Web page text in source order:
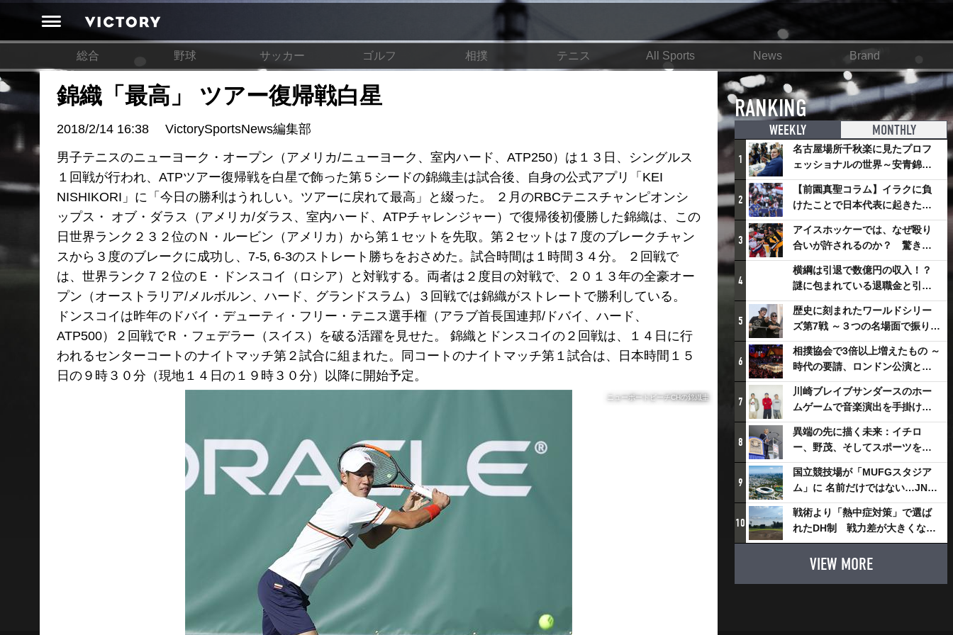
総合 野球 サッカー ゴルフ 相撲 テニス All Sports News Brand
錦織「最高」 ツアー復帰戦白星
2018/2/14 16:38
VictorySportsNews編集部
男子テニスのニューヨーク・オープン（アメリカ/ニューヨーク、室内ハード、ATP250）は１３日、シングルス
１回戦が行われ、ATPツアー復帰戦を白星で飾った第５シードの錦織圭は試合後、自身の公式アプリ「KEI
NISHIKORI」に「今日の勝利はうれしい。ツアーに戻れて最高」と綴った。 ２月のRBCテニスチャンピオンシ
ップス・ オブ・ダラス（アメリカ/ダラス、室内ハード、ATPチャレンジャー）で復帰後初優勝した錦織は、この
日世界ランク２３２位のＮ・ルービン（アメリカ）から第１セットを先取。第２セットは７度のブレークチャン
スから３度のブレークに成功し、7-5, 6-3のストレート勝ちをおさめた。試合時間は１時間３４分。 ２回戦で
は、世界ランク７２位のＥ・ドンスコイ（ロシア）と対戦する。両者は２度目の対戦で、２０１３年の全豪オー
プン（オーストラリア/メルボルン、ハード、グランドスラム）３回戦では錦織がストレートで勝利している。
ドンスコイは昨年のドバイ・デューティ・フリー・テニス選手権（アラブ首長国連邦/ドバイ、ハード、
ATP500）２回戦でＲ・フェデラー（スイス）を破る活躍を見せた。 錦織とドンスコイの２回戦は、１４日に行
われるセンターコートのナイトマッチ第２試合に組まれた。同コートのナイトマッチ第１試合は、日本時間１５
日の９時３０分（現地１４日の１９時３０分）以降に開始予定。
ニューポートビーチCHの錦織圭
RANKING
WEEKLY MONTHLY
1
名古屋場所千秋楽に見たプロフ
ェッショナルの世界～安青錦の
優勝を巡るさまざまなドラマ
2
【前園真聖コラム】イラクに負
けたことで日本代表に起きたプ
ラスとは
3
アイスホッケーでは、なぜ殴り
合いが許されるのか？ 驚きの
「ファイティング」ルールにつ
いて
4
横綱は引退で数億円の収入！？
謎に包まれている退職金と引退
相撲興行
5
歴史に刻まれたワールドシリー
ズ第7戦 ～３つの名場面で振り返
る～
6
相撲協会で3倍以上増えたもの ～
時代の要請、ロンドン公演と古
式大相撲
7
川崎ブレイブサンダースのホー
ムゲームで音楽演出を手掛ける
スチャダラパーが川崎新！アリ
ーナシティ・プロジェクトを語
る 「楽しみでしかないでしょ。
川崎は、ずっと成長曲線だか
ら」
8
異端の先に描く未来：イチロ
ー、野茂、そしてスポーツを支
える科学界の挑戦
9
国立競技場が「MUFGスタジア
ム」に 名前だけではない…JNSE
とMUFGが“共創”し描く地域活
性化・社会価値創造の近未来図
とは
10
戦術より「熱中症対策」で選ば
れたDH制 戦力差が大きくなる
懸念も
VIEW MORE